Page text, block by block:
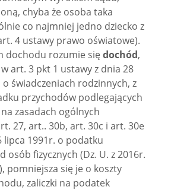
chyba że osoba taka
co najmniej jedno dziecko z
4 ustawy prawo oświatowe).
dochodu rozumie się dochód,
art. 3 pkt 1 ustawy z dnia 28
świadczeniach rodzinnych, z
przychodów podlegających
zasadach ogólnych
27, art.. 30b, art. 30c i art. 30e
lipca 1991r. o podatku
osób fizycznych (Dz. U. z 2016r.
pomniejsza się je o koszty
zaliczki na podatek